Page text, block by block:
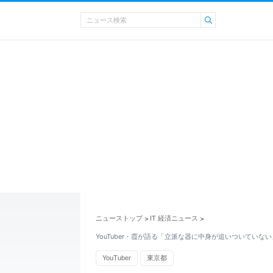
ニューストップ > IT 経済ニュース >
YouTuber・霞が語る「立派な器に中身が追いついていな
YouTuber 東京都